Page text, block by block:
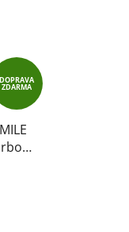
DOPRAVA
ZDARMA